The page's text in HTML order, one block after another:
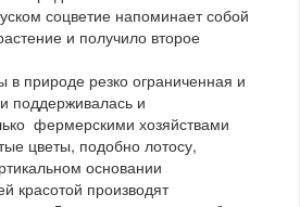
соцветие напоминает собой
и получило второе
в природе резко ограниченная и
поддерживалась и
фермерскими хозяйствами
цветы, подобно лотосу,
основании
красотой производят